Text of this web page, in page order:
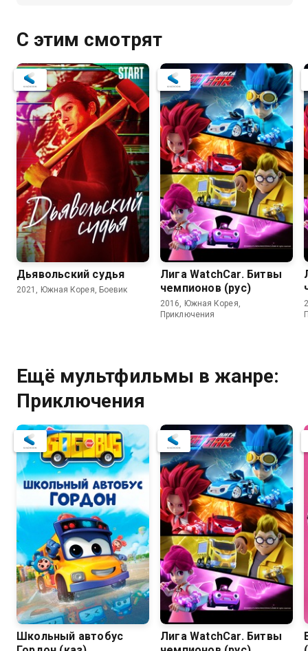
С этим смотрят
Дьявольский судья
2021, Южная Корея, Боевик
Лига WatchCar. Битвы
чемпионов (рус)
2016, Южная Корея,
Приключения
Ещё мультфильмы в жанре:
Приключения
Школьный автобус
Лига WatchCar. Битвы